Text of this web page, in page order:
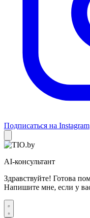
Подписаться на Instagram
AI-консультант
Здравствуйте! Готова
Напишите мне, если у